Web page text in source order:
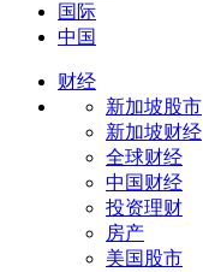
国际
中国
财经
新加坡股市
新加坡财经
全球财经
中国财经
投资理财
房产
美国股市